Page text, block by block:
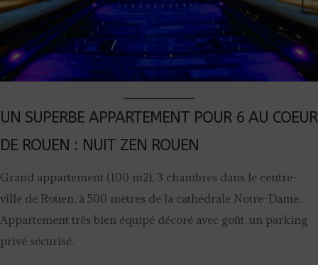
UN SUPERBE APPARTEMENT POUR 6 AU COEUR
DE ROUEN : NUIT ZEN ROUEN
Grand appartement (100 m2), 3 chambres dans le centre-
ville de Rouen, à 500 mètres de la cathédrale Notre-Dame.
Appartement très bien équipé décoré avec goût, un parking
privé sécurisé.